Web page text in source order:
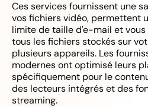
Ces services fournissent une
vos fichiers vidéo, permettent
limite de taille d'e-mail et
tous les fichiers stockés sur
plusieurs appareils. Les
modernes ont optimisé leurs
spécifiquement pour le
des lecteurs intégrés et des
streaming.